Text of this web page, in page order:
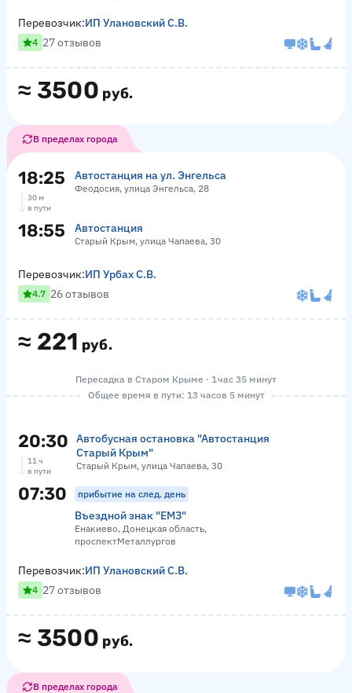
≈ 3500 руб.
Перевозчик:ИП Улановский С.В.
4 27 отзывов
В пределах города
18:25 Автостанция на ул. Энгельса
Феодосия, улица Энгельса, 28
30 м
в пути
18:55 Автостанция
Старый Крым, улица Чапаева, 30
≈ 221 руб.
Перевозчик:ИП Урбах С.В.
4.7 26 отзывов
Пересадка в Старом Крыме · 1 час 35 минут
Общее время в пути: 13 часов 5 минут
20:30
Автобусная остановка "Автостанция
Старый Крым"
Старый Крым, улица Чапаева, 30
11 ч
в пути
07:30 прибытие на след. день
Въездной знак "ЕМЗ"
Енакиево, Донецкая область,
проспектМеталлургов
≈ 3500 руб.
Перевозчик:ИП Улановский С.В.
4 27 отзывов
В пределах города